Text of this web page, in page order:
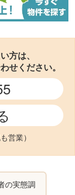
方は、
せください。
営業）
の実態調